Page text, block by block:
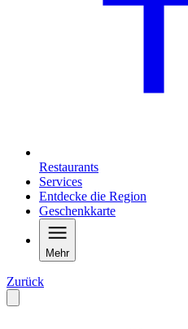
Restaurants
Services
Entdecke die Region
Geschenkkarte
Mehr
Zurück